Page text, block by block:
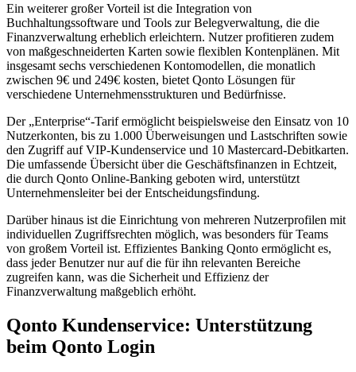
Ein weiterer großer Vorteil ist die Integration von
Buchhaltungssoftware und Tools zur Belegverwaltung, die die
Finanzverwaltung erheblich erleichtern. Nutzer profitieren zudem
von maßgeschneiderten Karten sowie flexiblen Kontenplänen. Mit
insgesamt sechs verschiedenen Kontomodellen, die monatlich
zwischen 9€ und 249€ kosten, bietet Qonto Lösungen für
verschiedene Unternehmensstrukturen und Bedürfnisse.
Der „Enterprise“-Tarif ermöglicht beispielsweise den Einsatz von 10
Nutzerkonten, bis zu 1.000 Überweisungen und Lastschriften sowie
den Zugriff auf VIP-Kundenservice und 10 Mastercard-Debitkarten.
Die umfassende Übersicht über die Geschäftsfinanzen in Echtzeit,
die durch Qonto Online-Banking geboten wird, unterstützt
Unternehmensleiter bei der Entscheidungsfindung.
Darüber hinaus ist die Einrichtung von mehreren Nutzerprofilen mit
individuellen Zugriffsrechten möglich, was besonders für Teams
von großem Vorteil ist. Effizientes Banking Qonto ermöglicht es,
dass jeder Benutzer nur auf die für ihn relevanten Bereiche
zugreifen kann, was die Sicherheit und Effizienz der
Finanzverwaltung maßgeblich erhöht.
Qonto Kundenservice: Unterstützung
beim Qonto Login